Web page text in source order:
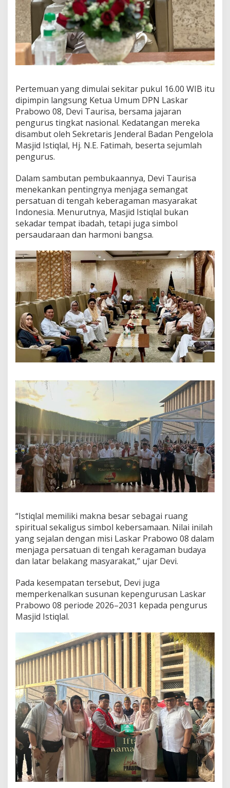
i
B
u
l
a
n
R
a
d
h
a
n
Pertemuan yang dimulai sekitar pukul 16.00 WIB itu
dipimpin langsung Ketua Umum DPN Laskar
Prabowo 08, Devi Taurisa, bersama jajaran
pengurus tingkat nasional. Kedatangan mereka
disambut oleh Sekretaris Jenderal Badan Pengelola
Masjid Istiqlal, Hj. N.E. Fatimah, beserta sejumlah
pengurus.
Dalam sambutan pembukaannya, Devi Taurisa
menekankan pentingnya menjaga semangat
persatuan di tengah keberagaman masyarakat
Indonesia. Menurutnya, Masjid Istiqlal bukan
sekadar tempat ibadah, tetapi juga simbol
persaudaraan dan harmoni bangsa.
“Istiqlal memiliki makna besar sebagai ruang
spiritual sekaligus simbol kebersamaan. Nilai inilah
yang sejalan dengan misi Laskar Prabowo 08 dalam
menjaga persatuan di tengah keragaman budaya
dan latar belakang masyarakat,” ujar Devi.
Pada kesempatan tersebut, Devi juga
memperkenalkan susunan kepengurusan Laskar
Prabowo 08 periode 2026–2031 kepada pengurus
Masjid Istiqlal.